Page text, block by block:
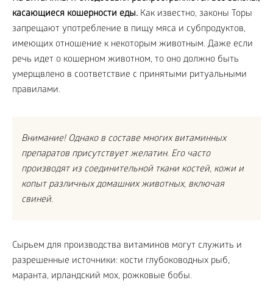
касающиеся кошерности еды. Как известно, законы Торы
запрещают употребление в пищу мяса и субпродуктов,
имеющих отношение к некоторым животным. Даже если
речь идет о кошерном животном, то оно должно быть
умерщвлено в соответствие с принятыми ритуальными
правилами.
Внимание! Однако в составе многих витаминных
препаратов присутствует желатин. Его часто
производят из соединительной ткани костей, кожи и
копыт различных домашних животных, включая
свиней.
Сырьем для производства витаминов могут служить и
разрешенные источники: кости глубоководных рыб,
маранта, ирландский мох, рожковые бобы.